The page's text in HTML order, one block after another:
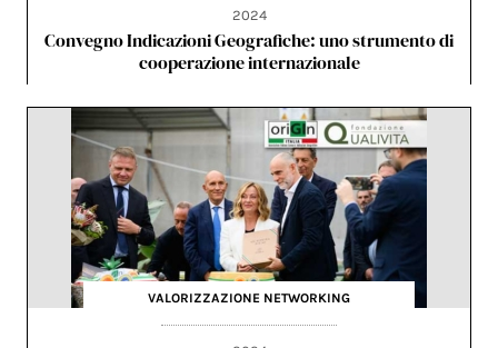
2024
Convegno Indicazioni Geografiche: uno strumento di
cooperazione internazionale
VALORIZZAZIONE NETWORKING